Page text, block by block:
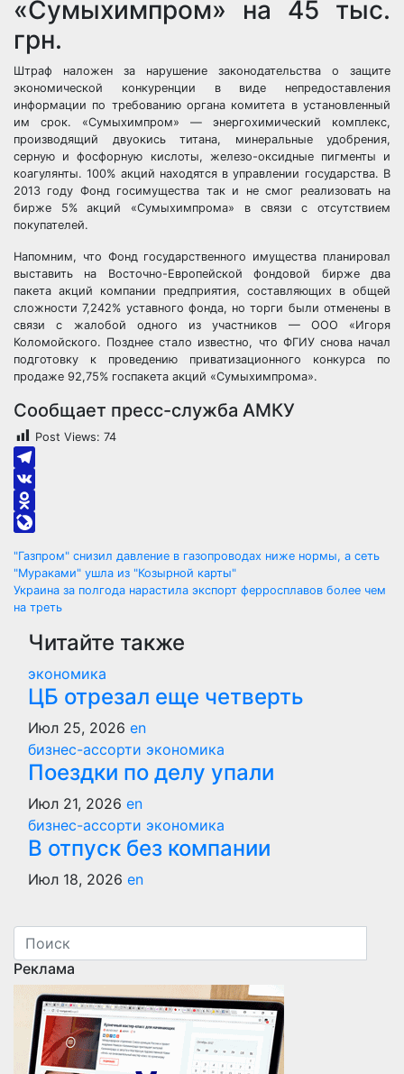
«Сумыхимпром» на 45 тыс.
грн.
Штраф наложен за нарушение законодательства о защите
экономической конкуренции в виде непредоставления
информации по требованию органа комитета в установленный
им срок. «Сумыхимпром» — энергохимический комплекс,
производящий двуокись титана, минеральные удобрения,
серную и фосфорную кислоты, железо-оксидные пигменты и
коагулянты. 100% акций находятся в управлении государства. В
2013 году Фонд госимущества так и не смог реализовать на
бирже 5% акций «Сумыхимпрома» в связи с отсутствием
покупателей.
Напомним, что Фонд государственного имущества планировал
выставить на Восточно-Европейской фондовой бирже два
пакета акций компании предприятия, составляющих в общей
сложности 7,242% уставного фонда, но торги были отменены в
связи с жалобой одного из участников — ООО «Игоря
Коломойского. Позднее стало известно, что ФГИУ снова начал
подготовку к проведению приватизационного конкурса по
продаже 92,75% госпакета акций «Сумыхимпрома».
Сообщает пресс-служба АМКУ
Post Views: 74
Telegram
VK
Odnoklassniki
Навигация
по
записям
"Газпром" снизил давление в газопроводах ниже нормы, а сеть
"Мураками" ушла из "Козырной карты"
Украина за полгода нарастила экспорт ферросплавов более чем
на треть
Читайте также
экономика
ЦБ отрезал еще четверть
Июл 25, 2026 en
бизнес-ассорти экономика
Поездки по делу упали
Июл 21, 2026 en
бизнес-ассорти экономика
В отпуск без компании
Июл 18, 2026 en
Реклама